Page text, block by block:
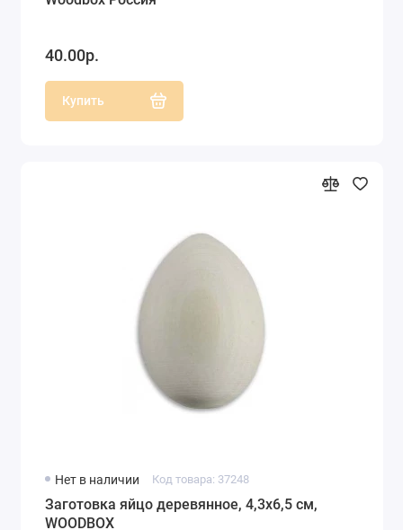
40.00р.
Купить
Нет в наличии Код товара: 37248
Заготовка яйцо деревянное, 4,3х6,5 см,
WOODBOX